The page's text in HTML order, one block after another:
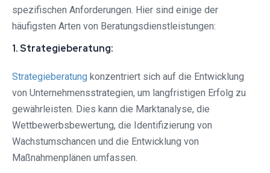
spezifischen Anforderungen. Hier sind einige der
häufigsten Arten von Beratungsdienstleistungen:
1. Strategieberatung:
Strategieberatung konzentriert sich auf die Entwicklung
von Unternehmensstrategien, um langfristigen Erfolg zu
gewährleisten. Dies kann die Marktanalyse, die
Wettbewerbsbewertung, die Identifizierung von
Wachstumschancen und die Entwicklung von
Maßnahmenplänen umfassen.